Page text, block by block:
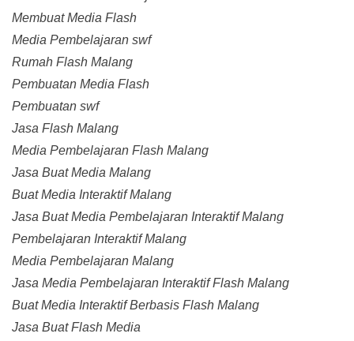
Membuat Media Flash
Media Pembelajaran swf
Rumah Flash Malang
Pembuatan Media Flash
Pembuatan swf
Jasa Flash Malang
Media Pembelajaran Flash Malang
Jasa Buat Media Malang
Buat Media Interaktif Malang
Jasa Buat Media Pembelajaran Interaktif Malang
Pembelajaran Interaktif Malang
Media Pembelajaran Malang
Jasa Media Pembelajaran Interaktif Flash Malang
Buat Media Interaktif Berbasis Flash Malang
Jasa Buat Flash Media